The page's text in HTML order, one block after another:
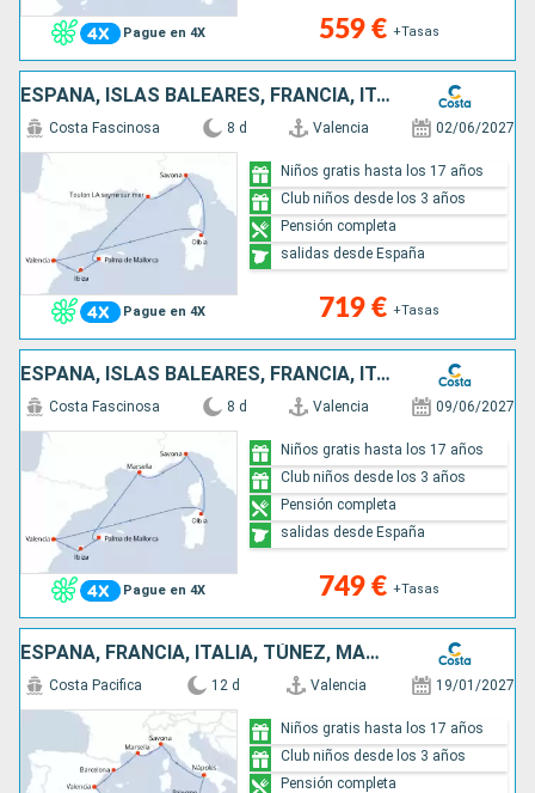
Pague en 4X 559 € +Tasas
ESPAÑA, ISLAS BALEARES, FRANCIA, ITALIA
Pague en 4X
Costa Fascinosa 8 d Valencia 02/06/2027
719 € +Tasas
Niños gratis hasta los 17 años
Club niños desde los 3 años
Pensión completa
salidas desde España
ESPAÑA, ISLAS BALEARES, FRANCIA, ITALIA
Pague en 4X
Costa Fascinosa 8 d Valencia 09/06/2027
749 € +Tasas
Niños gratis hasta los 17 años
Club niños desde los 3 años
Pensión completa
salidas desde España
ESPAÑA, FRANCIA, ITALIA, TÚNEZ, MARRUECOS
Costa Pacifica 12 d Valencia 19/01/2027
Niños gratis hasta los 17 años
Club niños desde los 3 años
Pensión completa